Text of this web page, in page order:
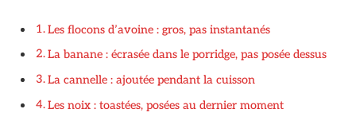
Les flocons d’avoine : gros, pas instantanés
La banane : écrasée dans le porridge, pas posée dessus
La cannelle : ajoutée pendant la cuisson
Les noix : toastées, posées au dernier moment